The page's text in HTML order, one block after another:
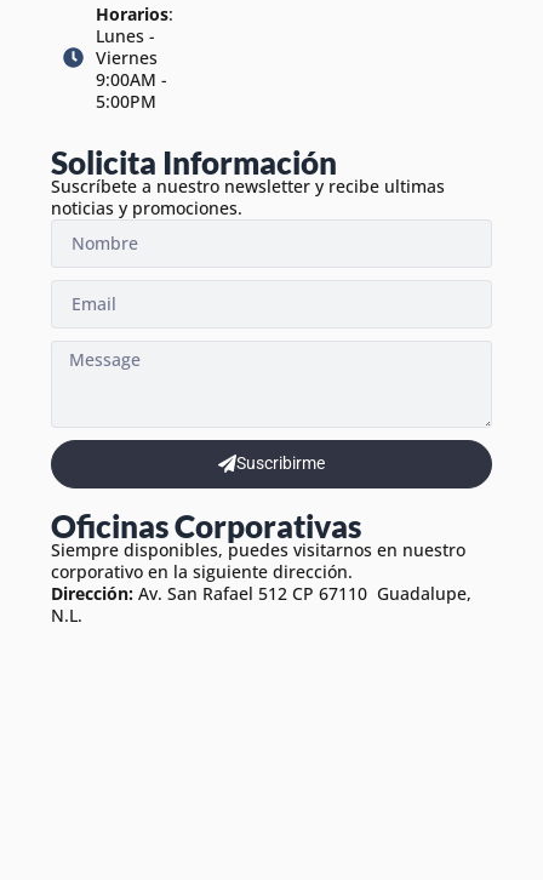
Horarios:
Lunes -
Viernes
9:00AM -
5:00PM
Solicita Información
Suscríbete a nuestro newsletter y recibe ultimas
noticias y promociones.
Suscribirme
Oficinas Corporativas
Siempre disponibles, puedes visitarnos en nuestro
corporativo en la siguiente dirección.
Dirección: Av. San Rafael 512 CP 67110 Guadalupe,
N.L.